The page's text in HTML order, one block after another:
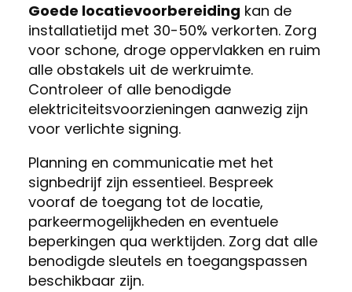
Goede locatievoorbereiding kan de
installatietijd met 30-50% verkorten. Zorg
voor schone, droge oppervlakken en ruim
alle obstakels uit de werkruimte.
Controleer of alle benodigde
elektriciteitsvoorzieningen aanwezig zijn
voor verlichte signing.
Planning en communicatie met het
signbedrijf zijn essentieel. Bespreek
vooraf de toegang tot de locatie,
parkeermogelijkheden en eventuele
beperkingen qua werktijden. Zorg dat alle
benodigde sleutels en toegangspassen
beschikbaar zijn.